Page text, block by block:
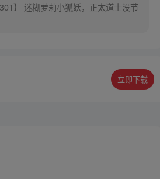
】 迷糊萝莉小狐妖，正太道士没节
立即下载